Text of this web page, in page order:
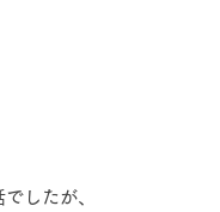
したが、